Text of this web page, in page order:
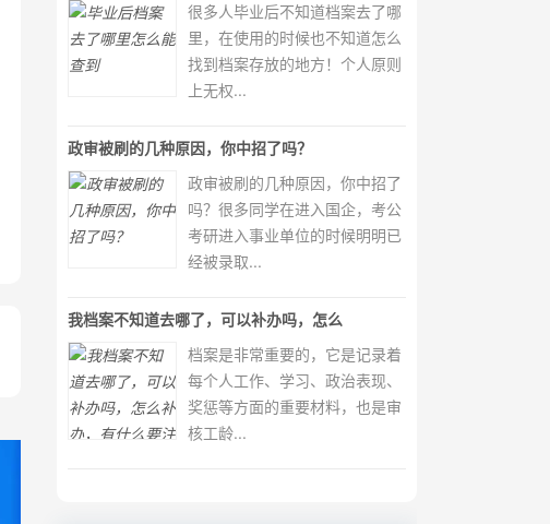
很多人毕业后不知道档案去了哪
里，在使用的时候也不知道怎么
找到档案存放的地方！个人原则
上无权...
政审被刷的几种原因，你中招了吗？
政审被刷的几种原因，你中招了
吗？很多同学在进入国企，考公
考研进入事业单位的时候明明已
经被录取...
我档案不知道去哪了，可以补办吗，怎么
档案是非常重要的，它是记录着
每个人工作、学习、政治表现、
奖惩等方面的重要材料，也是审
核工龄...